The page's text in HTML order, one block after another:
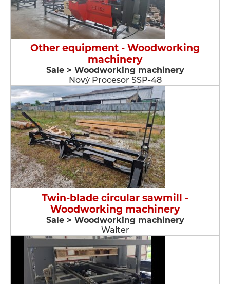
Other equipment - Woodworking
machinery
Sale > Woodworking machinery
Nový Procesor SSP-48
Twin-blade circular sawmill -
Woodworking machinery
Sale > Woodworking machinery
Walter